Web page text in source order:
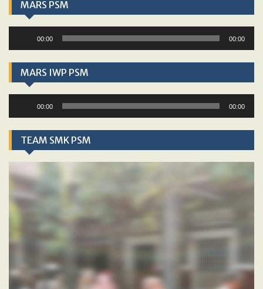
MARS PSM
00:00 00:00
MARS IWP PSM
00:00 00:00
TEAM SMK PSM
Player